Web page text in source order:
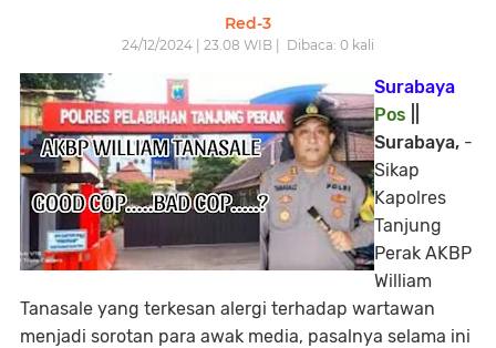
Red-3
24/12/2024 | 23.08 WIB | Dibaca: 0 kali
Surabaya
Pos
Surabaya, -
Sikap
Kapolres
Tanjung
Perak AKBP
William
Tanasale yang terkesan alergi terhadap wartawan
menjadi sorotan para awak media, pasalnya selama ini